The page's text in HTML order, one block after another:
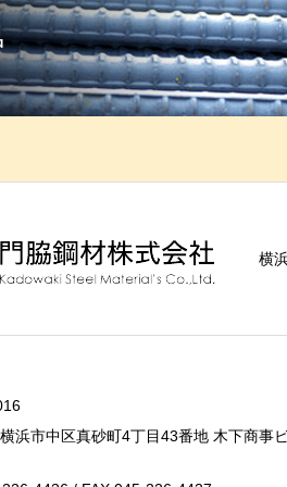
横
浜市中区真砂町4丁目43番地 木下商事